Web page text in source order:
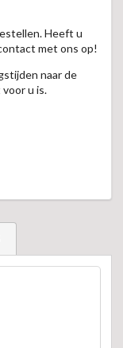
Heeft u
met ons op!
naar de
u is.